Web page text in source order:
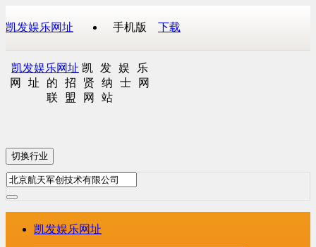
凯发娱乐网址 手机版 下载
凯发娱乐网址 凯发娱乐
网址的招贤纳士网
联盟网站
切换行业
凯发娱乐网址